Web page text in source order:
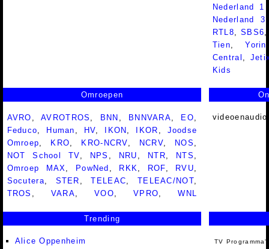
Nederland
Nederland
RTL8 ,SBS6
Tien ,Yorin
Central
Kids
Omroepen
AVRO ,AVROTROS , BNN , BNNVARA, EO,
Feduco, Human , HV, IKON , IKOR , Joodse
Omroep, KRO, KRO-NCRV, NCRV, NOS ,
NOT School TV, NPS , NRU , NTR, NTS ,
Omroep MAX, PowNed , RKK, ROF, RVU,
Socutera, STER ,TELEAC, TELEAC/NOT,
TROS , VARA,VOO,VPRO,WNL
Trending
Alice Oppenheim
TV